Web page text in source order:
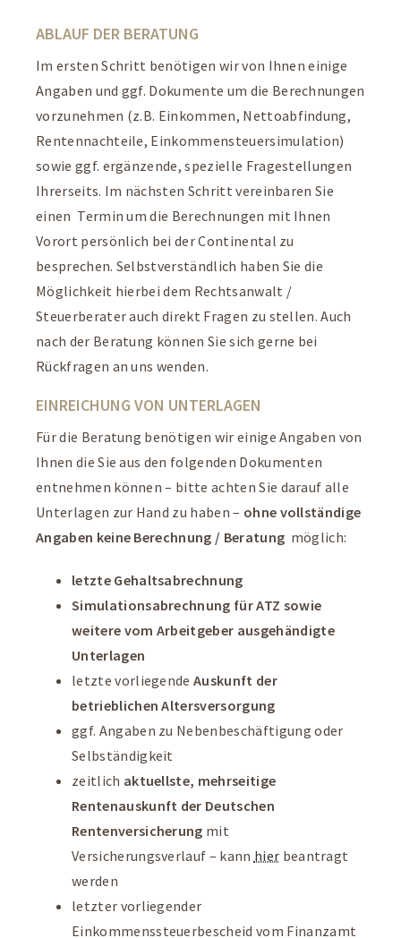
ABLAUF DER BERATUNG
Im ersten Schritt benötigen wir von Ihnen einige
Angaben und ggf. Dokumente um die Berechnungen
vorzunehmen (z.B. Einkommen, Nettoabfindung,
Rentennachteile, Einkommensteuersimulation)
sowie ggf. ergänzende, spezielle Fragestellungen
Ihrerseits. Im nächsten Schritt vereinbaren Sie
einen Termin um die Berechnungen mit Ihnen
Vorort persönlich bei der Continental zu
besprechen. Selbstverständlich haben Sie die
Möglichkeit hierbei dem Rechtsanwalt /
Steuerberater auch direkt Fragen zu stellen. Auch
nach der Beratung können Sie sich gerne bei
Rückfragen an uns wenden.
EINREICHUNG VON UNTERLAGEN
Für die Beratung benötigen wir einige Angaben von
Ihnen die Sie aus den folgenden Dokumenten
entnehmen können – bitte achten Sie darauf alle
Unterlagen zur Hand zu haben – ohne vollständige
Angaben keine Berechnung / Beratung möglich:
letzte Gehaltsabrechnung
Simulationsabrechnung für ATZ sowie
weitere vom Arbeitgeber ausgehändigte
Unterlagen
letzte vorliegendeAuskunft der
betrieblichen Altersversorgung
ggf. Angaben zu Nebenbeschäftigung oder
Selbständigkeit
zeitlich aktuellste, mehrseitige
Rentenauskunft der Deutschen
Rentenversicherung mit
Versicherungsverlauf – kann hier beantragt
werden
letzter vorliegender
Einkommenssteuerbescheid vom Finanzamt